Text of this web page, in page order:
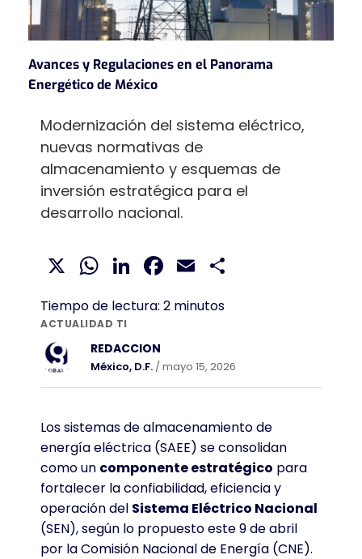
Avances y Regulaciones en el Panorama
Energético de México
X WhatsApp
LinkedIn
Facebook
Email
Tiempo de lectura: 2 minutos
ACTUALIDAD TI
Modernización del sistema eléctrico,
nuevas normativas de
almacenamiento y esquemas de
inversión estratégica para el
desarrollo nacional.
REDACCION
México, D.F. / mayo 15, 2026
Los sistemas de almacenamiento de
energía eléctrica (SAEE) se consolidan
como un componente estratégico para
fortalecer la confiabilidad, eficiencia y
operación del Sistema Eléctrico Nacional
(SEN), según lo propuesto este 9 de abril
por la Comisión Nacional de Energía (CNE).